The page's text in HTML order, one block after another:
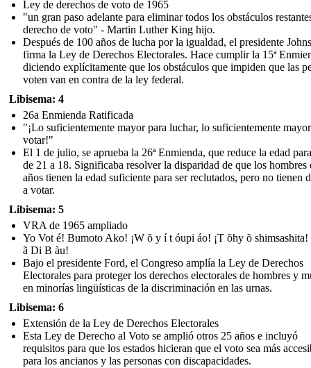
Ley de derechos de voto de 1965
"un gran paso adelante para eliminar todos los obstáculos
derecho de voto" - Martin Luther King hijo.
Después de 100 años de lucha por la igualdad, el presidente
firma la Ley de Derechos Electorales. Hace cumplir la 15ª
diciendo explícitamente que los obstáculos que impiden que las
voten van en contra de la ley federal.
Libisema: 4
26a Enmienda Ratificada
"¡Lo suficientemente mayor para luchar, lo suficientemente
votar!"
El 1 de julio, se aprueba la 26ª Enmienda, que reduce la edad
de 21 a 18. Significaba resolver la disparidad de que los hombres
años tienen la edad suficiente para ser reclutados, pero no tienen
a votar.
Libisema: 5
VRA de 1965 ampliado
Yo Vot é! Bumoto Ako! ¡W õ y í t óupi áo! ¡T õhy õ
ã Di B àu!
Bajo el presidente Ford, el Congreso amplía la Ley de Derechos
Electorales para proteger los derechos electorales de hombres y
en minorías lingüísticas de la discriminación en las urnas.
Libisema: 6
Extensión de la Ley de Derechos Electorales
Esta Ley de Derecho al Voto se amplió otros 25 años e incluyó
requisitos para que los estados hicieran que el voto sea más
para los ancianos y las personas con discapacidades.